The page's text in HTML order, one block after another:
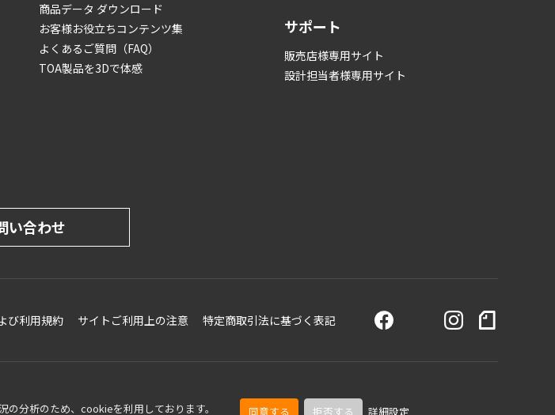
分析のため、cookieを利用しております。
同意する 拒否する 詳細設定
商品データ ダウンロード
お客様お役立ちコンテンツ集
よくあるご質問（FAQ）
TOA製品を3Dで体感
サポート
販売店様専用サイト
設計担当者様専用サイト
い合わせ
び利用規約 サイトご利用上の注意 特定商取引法に基づく表記